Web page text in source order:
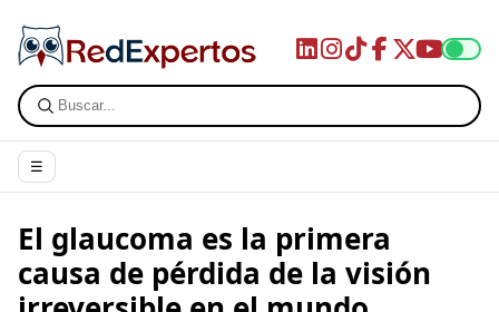
☰
El glaucoma es la primera
causa de pérdida de la visión